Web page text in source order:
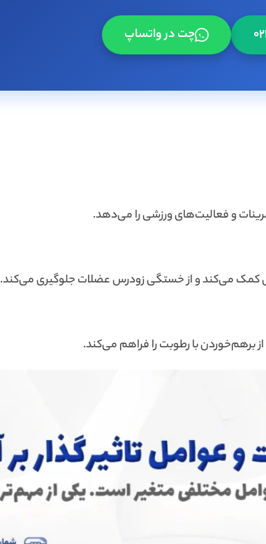
چت در واتساپ
و فعالیت‌های ورزشی را می‌دهد.
کمک می‌کند و از خستگی زودرس عضلات جلوگیری می‌کند.
برهم‌خوردن با رطوبت را فراهم می‌کند.